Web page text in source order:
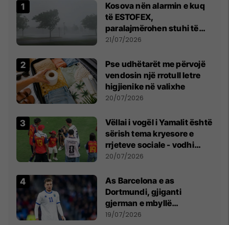
Kosova nën alarmin e kuq
të ESTOFEX,
paralajmërohen stuhi të
fuqishme me breshër dhe
21/07/2026
Pse udhëtarët me përvojë
vendosin një rrotull letre
higjienike në valixhe
20/07/2026
Vëllai i vogël i Yamalit është
sërish tema kryesore e
rrjeteve sociale - vodhi
vëmendjen pas finales së
20/07/2026
As Barcelona e as
Dortmundi, gjiganti
gjerman e mbyllë
marrëveshjen për Fisnik
19/07/2026